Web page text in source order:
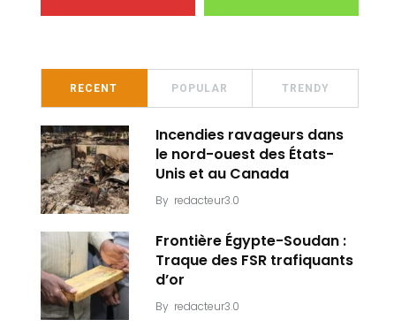
RECENT POPULAR TRENDY
Incendies ravageurs dans
le nord-ouest des États-
Unis et au Canada
By redacteur3.0
Frontière Égypte-Soudan :
Traque des FSR trafiquants
d’or
By redacteur3.0